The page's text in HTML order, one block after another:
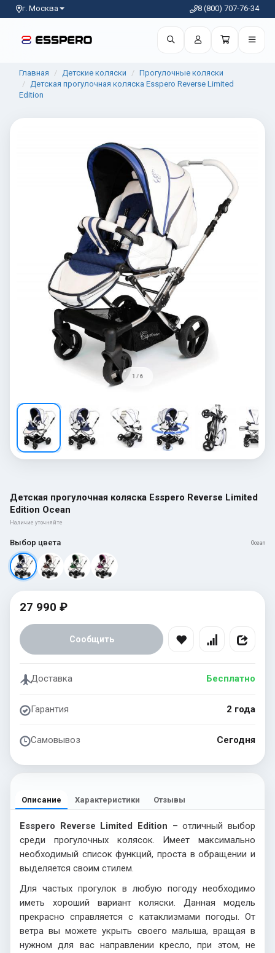
г. Москва 8 (800) 707-76-34
Главная Детские коляски
Прогулочные коляски
Детская прогулочная коляска Esspero Reverse Limited
Edition
1 / 6
Детская прогулочная коляска Esspero Reverse Limited
Edition Ocean
Наличие уточняйте
Выбор цвета Ocean
27 990 ₽
Сообщить
Доставка Бесплатно
Гарантия 2 года
Самовывоз Сегодня
Описание Характеристики Отзывы
Esspero Reverse Limited Edition – отличный выбор
среди прогулочных колясок. Имеет максимально
необходимый список функций, проста в обращении и
выделяется своим стилем.
Для частых прогулок в любую погоду необходимо
иметь хороший вариант коляски. Данная модель
прекрасно справляется с катаклизмами погоды. От
ветра вы можете укрыть своего малыша, вращая в
нужном для вас направлении кресло, при этом, не